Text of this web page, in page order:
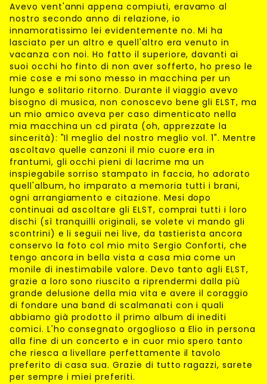
Avevo vent'anni appena compiuti, eravamo al
nostro secondo anno di relazione, io
innamoratissimo lei evidentemente no. Mi ha
lasciato per un altro e quell'altro era venuto in
vacanza con noi. Ho fatto il superiore, davanti ai
suoi occhi ho finto di non aver sofferto, ho preso le
mie cose e mi sono messo in macchina per un
lungo e solitario ritorno. Durante il viaggio avevo
bisogno di musica, non conoscevo bene gli ELST, ma
un mio amico aveva per caso dimenticato nella
mia macchina un cd pirata (oh, apprezzate la
sincerità): "Il meglio del nostro meglio vol. 1". Mentre
ascoltavo quelle canzoni il mio cuore era in
frantumi, gli occhi pieni di lacrime ma un
inspiegabile sorriso stampato in faccia, ho adorato
quell'album, ho imparato a memoria tutti i brani,
ogni arrangiamento e citazione. Mesi dopo
continuai ad ascoltare gli ELST, comprai tutti i loro
dischi (sì tranquilli originali, se volete vi mando gli
scontrini) e li seguii nei live, da tastierista ancora
conservo la foto col mio mito Sergio Conforti, che
tengo ancora in bella vista a casa mia come un
monile di inestimabile valore. Devo tanto agli ELST,
grazie a loro sono riuscito a riprendermi dalla più
grande delusione della mia vita e avere il coraggio
di fondare una band di scalmanati con i quali
abbiamo già prodotto il primo album di inediti
comici. L'ho consegnato orgoglioso a Elio in persona
alla fine di un concerto e in cuor mio spero tanto
che riesca a livellare perfettamente il tavolo
preferito di casa sua. Grazie di tutto ragazzi, sarete
per sempre i miei preferiti.